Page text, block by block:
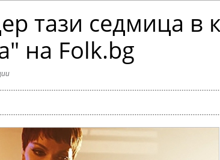
тази седмица в
на Folk.bg